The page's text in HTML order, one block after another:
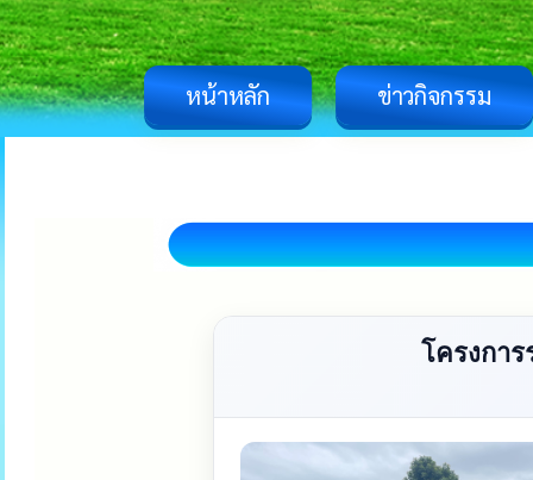
หน้าหลัก ข่าวกิจกรรม
โครงกา